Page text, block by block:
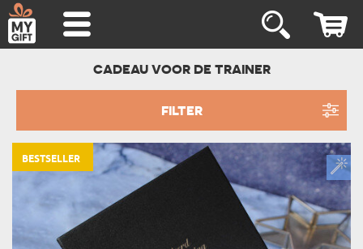
CADEAU VOOR DE TRAINER
FILTER
BESTSELLER